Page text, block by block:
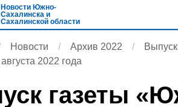
Новости Южно-
Сахалинска и
Сахалинской области
Новости Архив 2022
2022 года
газеты